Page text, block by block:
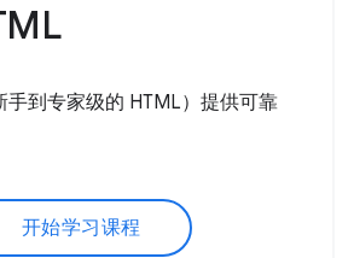
手到专家级的 HTML）提供可靠
开始学习课程